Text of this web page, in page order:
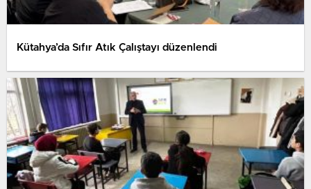
Kütahya’da Sıfır Atık Çalıştayı düzenlendi